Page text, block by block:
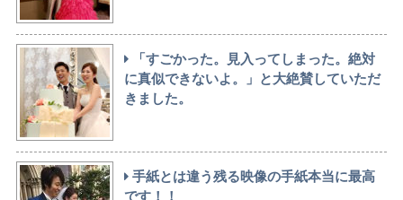
「すごかった。見入ってしまった。絶対
に真似できないよ。」と大絶賛していただ
きました。
手紙とは違う残る映像の手紙本当に最高
です！！